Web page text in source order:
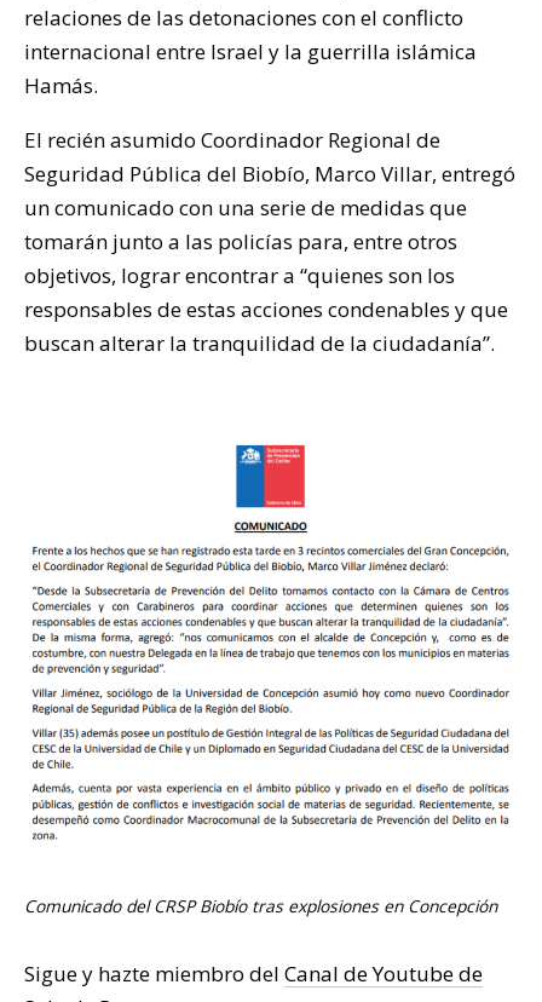
relaciones de las detonaciones con el conflicto
internacional entre Israel y la guerrilla islámica
Hamás.
El recién asumido Coordinador Regional de
Seguridad Pública del Biobío, Marco Villar, entregó
un comunicado con una serie de medidas que
tomarán junto a las policías para, entre otros
objetivos, lograr encontrar a “quienes son los
responsables de estas acciones condenables y que
buscan alterar la tranquilidad de la ciudadanía”.
Comunicado del CRSP Biobío tras explosiones en Concepción
Sigue y hazte miembro del Canal de Youtube de